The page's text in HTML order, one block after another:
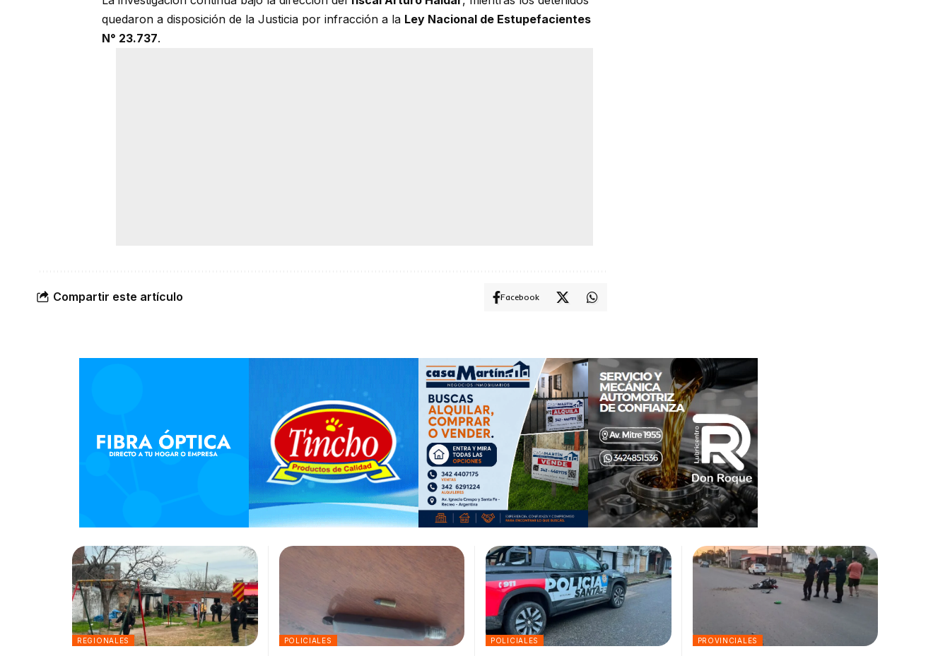
quedaron a disposición de la Justicia por infracción a la Ley Nacional de Estupefacientes
N° 23.737.
Compartir este artículo Facebook
REGIONALES POLICIALES POLICIALES PROVINCIALES